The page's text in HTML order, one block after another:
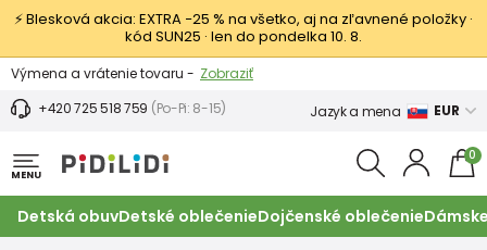
⚡ Blesková akcia: EXTRA −25 % na všetko, aj na zľavnené položky ·
kód SUN25 · len do pondelka 10. 8.
Výmena a vrátenie tovaru - Zobraziť
Zľava 3,80 EUR na prvý nákup - Podmienky
+420 725 518 759 (Po-Pi: 8-15) Jazyk a mena EUR
MENU
0
Detská obuvDetské oblečenieDojčenské oblečenie